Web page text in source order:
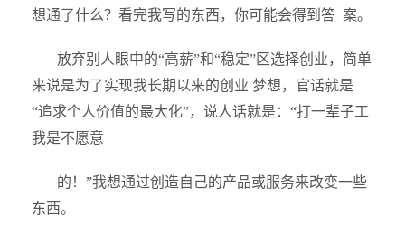
想通了什么？看完我写的东西，你可能会得到答 案。
放弃别人眼中的“高薪”和“稳定”区选择创业，简单
来说是为了实现我长期以来的创业 梦想，官话就是
“追求个人价值的最大化”，说人话就是：“打一辈子工
我是不愿意
的！”我想通过创造自己的产品或服务来改变一些
东西。